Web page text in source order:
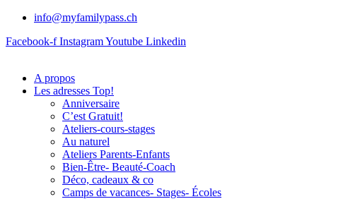
info@myfamilypass.ch
Facebook-f InstagramYoutube Linkedin
A propos
Les adresses Top!
Anniversaire
C’est Gratuit!
Ateliers-cours-stages
Au naturel
Ateliers Parents-Enfants
Bien-Être- Beauté-Coach
Déco, cadeaux & co
Camps de vacances- Stages- Écoles